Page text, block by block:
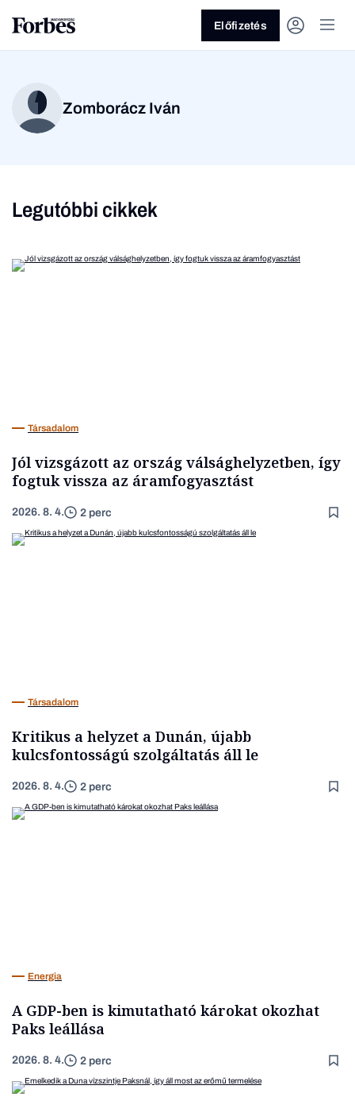
Előfizetés
Zomborácz Iván
Legutóbbi cikkek
Társadalom
Jól vizsgázott az ország válsághelyzetben, így
fogtuk vissza az áramfogyasztást
2026. 8. 4. 2 perc
Társadalom
Kritikus a helyzet a Dunán, újabb
kulcsfontosságú szolgáltatás áll le
2026. 8. 4. 2 perc
Energia
A GDP-ben is kimutatható károkat okozhat
Paks leállása
2026. 8. 4. 2 perc